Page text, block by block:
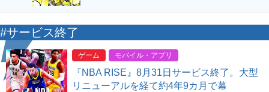
#サービス終了
ゲーム モバイル・アプリ
『NBA RISE』8月31日サービス終了。大型
リニューアルを経て約4年9カ月で幕